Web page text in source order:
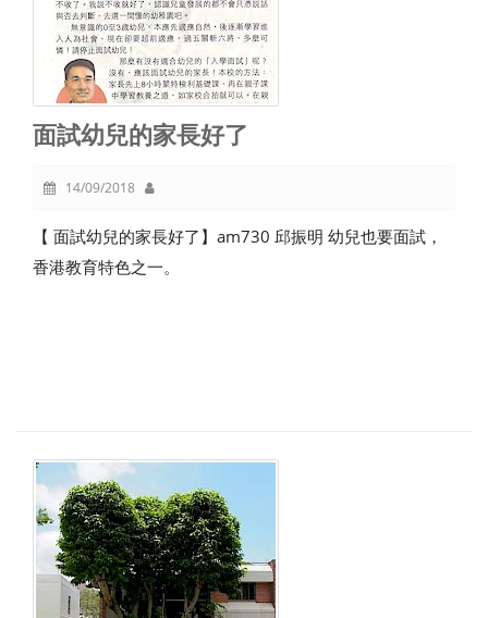
面試幼兒的家長好了
14/09/2018
【 面試幼兒的家長好了】am730 邱振明 幼兒也要面試，
香港教育特色之一。